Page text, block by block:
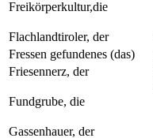
Freikörperkultur,die
Flachlandtiroler, der
Fressen gefundenes (das)
Friesennerz, der
Fundgrube, die
Gassenhauer, der